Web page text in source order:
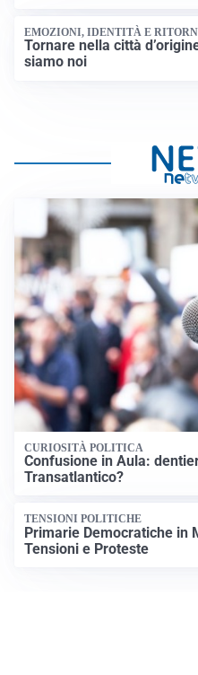
EMOZIONI, IDENTITÀ E
Tornare nella città
siamo noi
CURIOSITÀ POLITICA
Confusione in Aula:
Transatlantico?
TENSIONI POLITICHE
Primarie Democratiche in
Tensioni e Proteste